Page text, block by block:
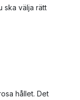
ska välja rätt
hållet. Det